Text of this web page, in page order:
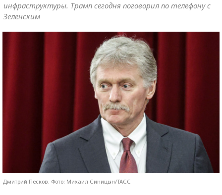
инфраструктуры. Трамп сегодня поговорил по телефону с
Зеленским
Дмитрий Песков. Фото: Михаил Синицын/ТАСС